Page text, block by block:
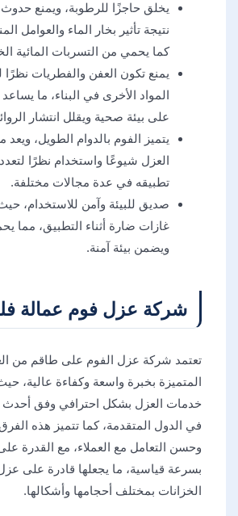
يخلق حاجزًا للرطوبة، ويمنع
نتيجة تأثير بخار الماء والعوامل
كما يحمي من التسربات المائية
يمنع تكون العفن والفطريات نظرًا
المواد الأخرى في البناء، ما
على بيئة صحية ويقلل انتشار
يتميز الفوم بالدوام الطويل، ويعد
العزل شيوعًا واستخدام نظرًا
تطبيقه في عدة مجالات مختلفة.
صديق للبيئة وآمن للاستخدام،
غازات ضارة أثناء التطبيق، مما
ويضمن بيئة آمنة.
شركة عزل فوم عمالة
تعتمد شركة عزل الفوم على طاقم من
المتميزة بخبرة واسعة وكفاءة عالية،
خدمات العزل بشكل احترافي وفق أحدث
في الدول المتقدمة، كما تتميز هذه
وحسن التعامل مع العملاء، مع القدرة
بسرعة قياسية، ما يجعلها قادرة على
الخزانات بمختلف أحجامها وأشكالها.